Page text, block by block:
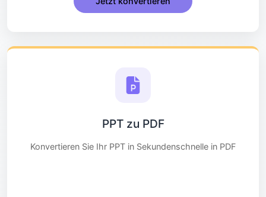
PPT zu PDF
Konvertieren Sie Ihr PPT in Sekundenschnelle in PDF